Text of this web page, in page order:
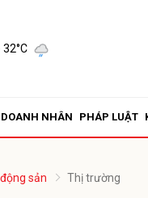
DOANH NHÂN PHÁP LUẬT
sản Thị trường